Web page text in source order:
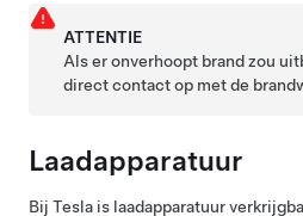
ATTENTIE
Als er onverhoopt brand zou
direct contact op met de
Laadapparatuur
Bij Tesla is laadapparatuur